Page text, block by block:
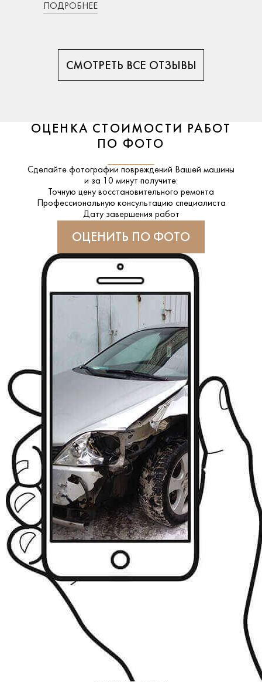
ПОДРОБНЕЕ
СМОТРЕТЬ ВСЕ ОТЗЫВЫ
ОЦЕНКА СТОИМОСТИ РАБОТ
ПО ФОТО
Сделайте фотографии повреждений Вашей машины
и за 10 минут получите:
Точную цену восстановительного ремонта
Профессиональную консультацию специалиста
Дату завершения работ
ОЦЕНИТЬ ПО ФОТО